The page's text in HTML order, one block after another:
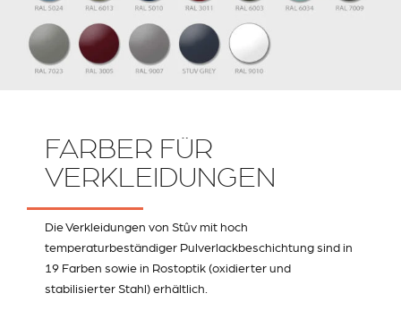
FARBER FÜR
VERKLEIDUNGEN
Die Verkleidungen von Stûv mit hoch
temperaturbeständiger Pulverlackbeschichtung sind in
19 Farben sowie in Rostoptik (oxidierter und
stabilisierter Stahl) erhältlich.